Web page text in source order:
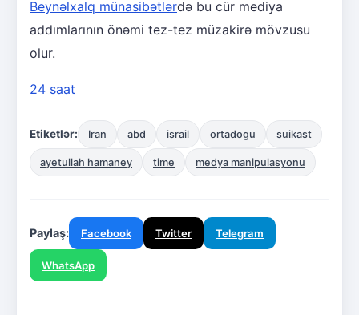
Beynəlxalq münasibətlərdə bu cür mediya
addımlarının önəmi tez-tez müzakirə mövzusu
olur.
24 saat
Etiketlər: Iran abd israil ortadogu suikast
ayetullah hamaney time medya manipulasyonu
Paylaş: Facebook Twitter Telegram
WhatsApp